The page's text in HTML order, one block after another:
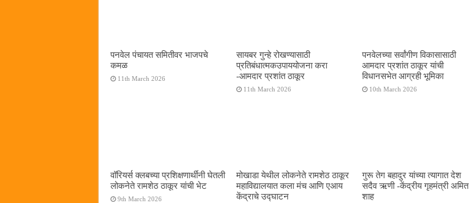
पनवेल पंचायत समितीवर भाजपचे
कमळ
11th March 2026
सायबर गुन्हे रोखण्यासाठी
प्रतिबंधात्मकउपाययोजना करा
-आमदार प्रशांत ठाकूर
11th March 2026
पनवेलच्या सर्वांगीण विकासासाठी
आमदार प्रशांत ठाकूर यांची
विधानसभेत आग्रही भूमिका
10th March 2026
वॉरियर्स क्लबच्या प्रशिक्षणार्थींनी घेतली
लोकनेते रामशेठ ठाकूर यांची भेट
9th March 2026
मोखाडा येथील लोकनेते रामशेठ ठाकूर
महाविद्यालयात कला मंच आणि एआय
केंद्राचे उद्घाटन
गुरू तेग बहादुर यांच्या त्यागात देश
सदैव ऋणी -केंद्रीय गृहमंत्री अमित
शाह